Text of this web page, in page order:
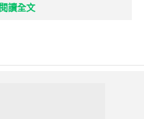
閱讀全文